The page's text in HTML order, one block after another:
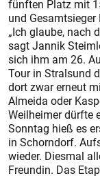
fünften Platz mit
und Gesamtsieger
„Ich glaube, nach
sagt Jannik
sich ihm am 26.
Tour in Stralsund
dort zwar erneut
Almeida oder
Weilheimer dürfte
Sonntag hieß es
in Schorndorf.
wieder. Diesmal
Freundin. Das